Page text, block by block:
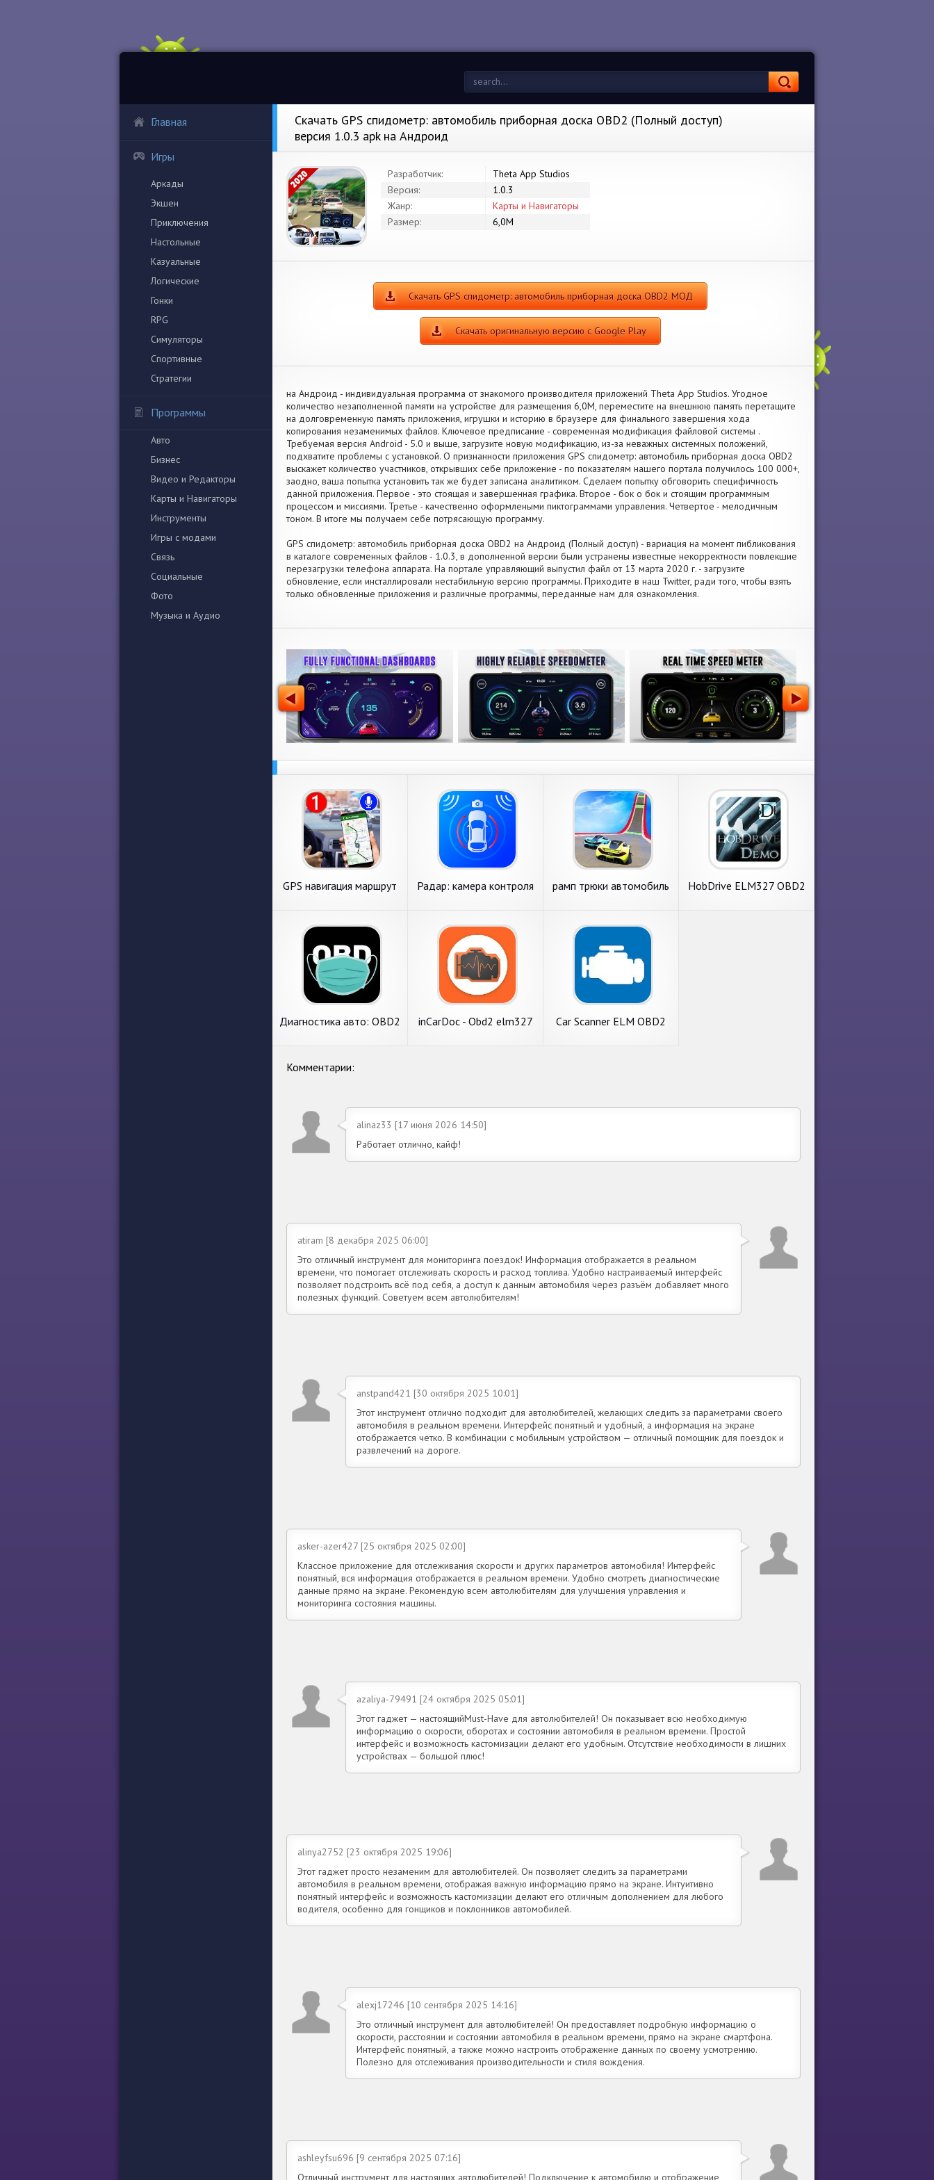
Главная
Игры
Аркады
Экшен
Приключения
Настольные
Казуальные
Логические
Гонки
RPG
Симуляторы
Спортивные
Стратегии
Программы
Авто
Бизнес
Видео и Редакторы
Карты и Навигаторы
Инструменты
Игры с модами
Связь
Социальные
Фото
Музыка и Аудио
Скачать GPS спидометр: автомобиль приборная доска OBD2 (Полный доступ)
версия 1.0.3 apk на Андроид
Разработчик:
Theta App Studios
Версия:
1.0.3
Жанр:
Карты и Навигаторы
Размер:
6,0M
Скачать GPS спидометр: автомобиль приборная доска OBD2 МОД
Скачать оригинальную версию с Google Play
на Андроид - индивидуальная программа от знакомого производителя приложений Theta App Studios. Угодное
количество незаполненной памяти на устройстве для размещения 6,0M, переместите на внешнюю память перетащите
на долговременную память приложения, игрушки и историю в браузере для финального завершения хода
копирования незаменимых файлов. Ключевое предписание - современная модификация файловой системы .
Требуемая версия Android - 5.0 и выше, загрузите новую модификацию, из-за неважных системных положений,
подхватите проблемы с установкой. О признанности приложения GPS спидометр: автомобиль приборная доска OBD2
выскажет количество участников, открывших себе приложение - по показателям нашего портала получилось 100 000+,
заодно, ваша попытка установить так же будет записана аналитиком. Сделаем попытку обговорить специфичность
данной приложения. Первое - это стоящая и завершенная графика. Второе - бок о бок и стоящим программным
процессом и миссиями. Третье - качественно оформлеными пиктограммами управления. Четвертое - мелодичным
тоном. В итоге мы получаем себе потрясающую программу.
GPS спидометр: автомобиль приборная доска OBD2 на Андроид (Полный доступ) - вариация на момент пибликования
в каталоге современных файлов - 1.0.3, в дополненной версии были устранены известные некорректности повлекшие
перезагрузки телефона аппарата. На портале управляющий выпустил файл от 13 марта 2020 г. - загрузите
обновление, если инсталлировали нестабильную версию программы. Приходите в наш Twitter, ради того, чтобы взять
только обновленные приложения и различные программы, переданные нам для ознакомления.
GPS навигация маршрут
Радар: камера контроля
рамп трюки автомобиль
HobDrive ELM327 OBD2
Диагностика авто: OBD2
inCarDoc - Obd2 elm327
Car Scanner ELM OBD2
Комментарии:
alinaz33 [17 июня 2026 14:50]
Работает отлично, кайф!
atiram [8 декабря 2025 06:00]
Это отличный инструмент для мониторинга поездок! Информация отображается в реальном
времени, что помогает отслеживать скорость и расход топлива. Удобно настраиваемый интерфейс
позволяет подстроить всё под себя, а доступ к данным автомобиля через разъём добавляет много
полезных функций. Советуем всем автолюбителям!
anstpand421 [30 октября 2025 10:01]
Этот инструмент отлично подходит для автолюбителей, желающих следить за параметрами своего
автомобиля в реальном времени. Интерфейс понятный и удобный, а информация на экране
отображается четко. В комбинации с мобильным устройством — отличный помощник для поездок и
развлечений на дороге.
asker-azer427 [25 октября 2025 02:00]
Классное приложение для отслеживания скорости и других параметров автомобиля! Интерфейс
понятный, вся информация отображается в реальном времени. Удобно смотреть диагностические
данные прямо на экране. Рекомендую всем автолюбителям для улучшения управления и
мониторинга состояния машины.
azaliya-79491 [24 октября 2025 05:01]
Этот гаджет — настоящийMust-Have для автолюбителей! Он показывает всю необходимую
информацию о скорости, оборотах и состоянии автомобиля в реальном времени. Простой
интерфейс и возможность кастомизации делают его удобным. Отсутствие необходимости в лишних
устройствах — большой плюс!
alinya2752 [23 октября 2025 19:06]
Этот гаджет просто незаменим для автолюбителей. Он позволяет следить за параметрами
автомобиля в реальном времени, отображая важную информацию прямо на экране. Интуитивно
понятный интерфейс и возможность кастомизации делают его отличным дополнением для любого
водителя, особенно для гонщиков и поклонников автомобилей.
alexj17246 [10 сентября 2025 14:16]
Это отличный инструмент для автолюбителей! Он предоставляет подробную информацию о
скорости, расстоянии и состоянии автомобиля в реальном времени, прямо на экране смартфона.
Интерфейс понятный, а также можно настроить отображение данных по своему усмотрению.
Полезно для отслеживания производительности и стиля вождения.
ashleyfsu696 [9 сентября 2025 07:16]
Отличный инструмент для настоящих автолюбителей! Подключение к автомобилю и отображение